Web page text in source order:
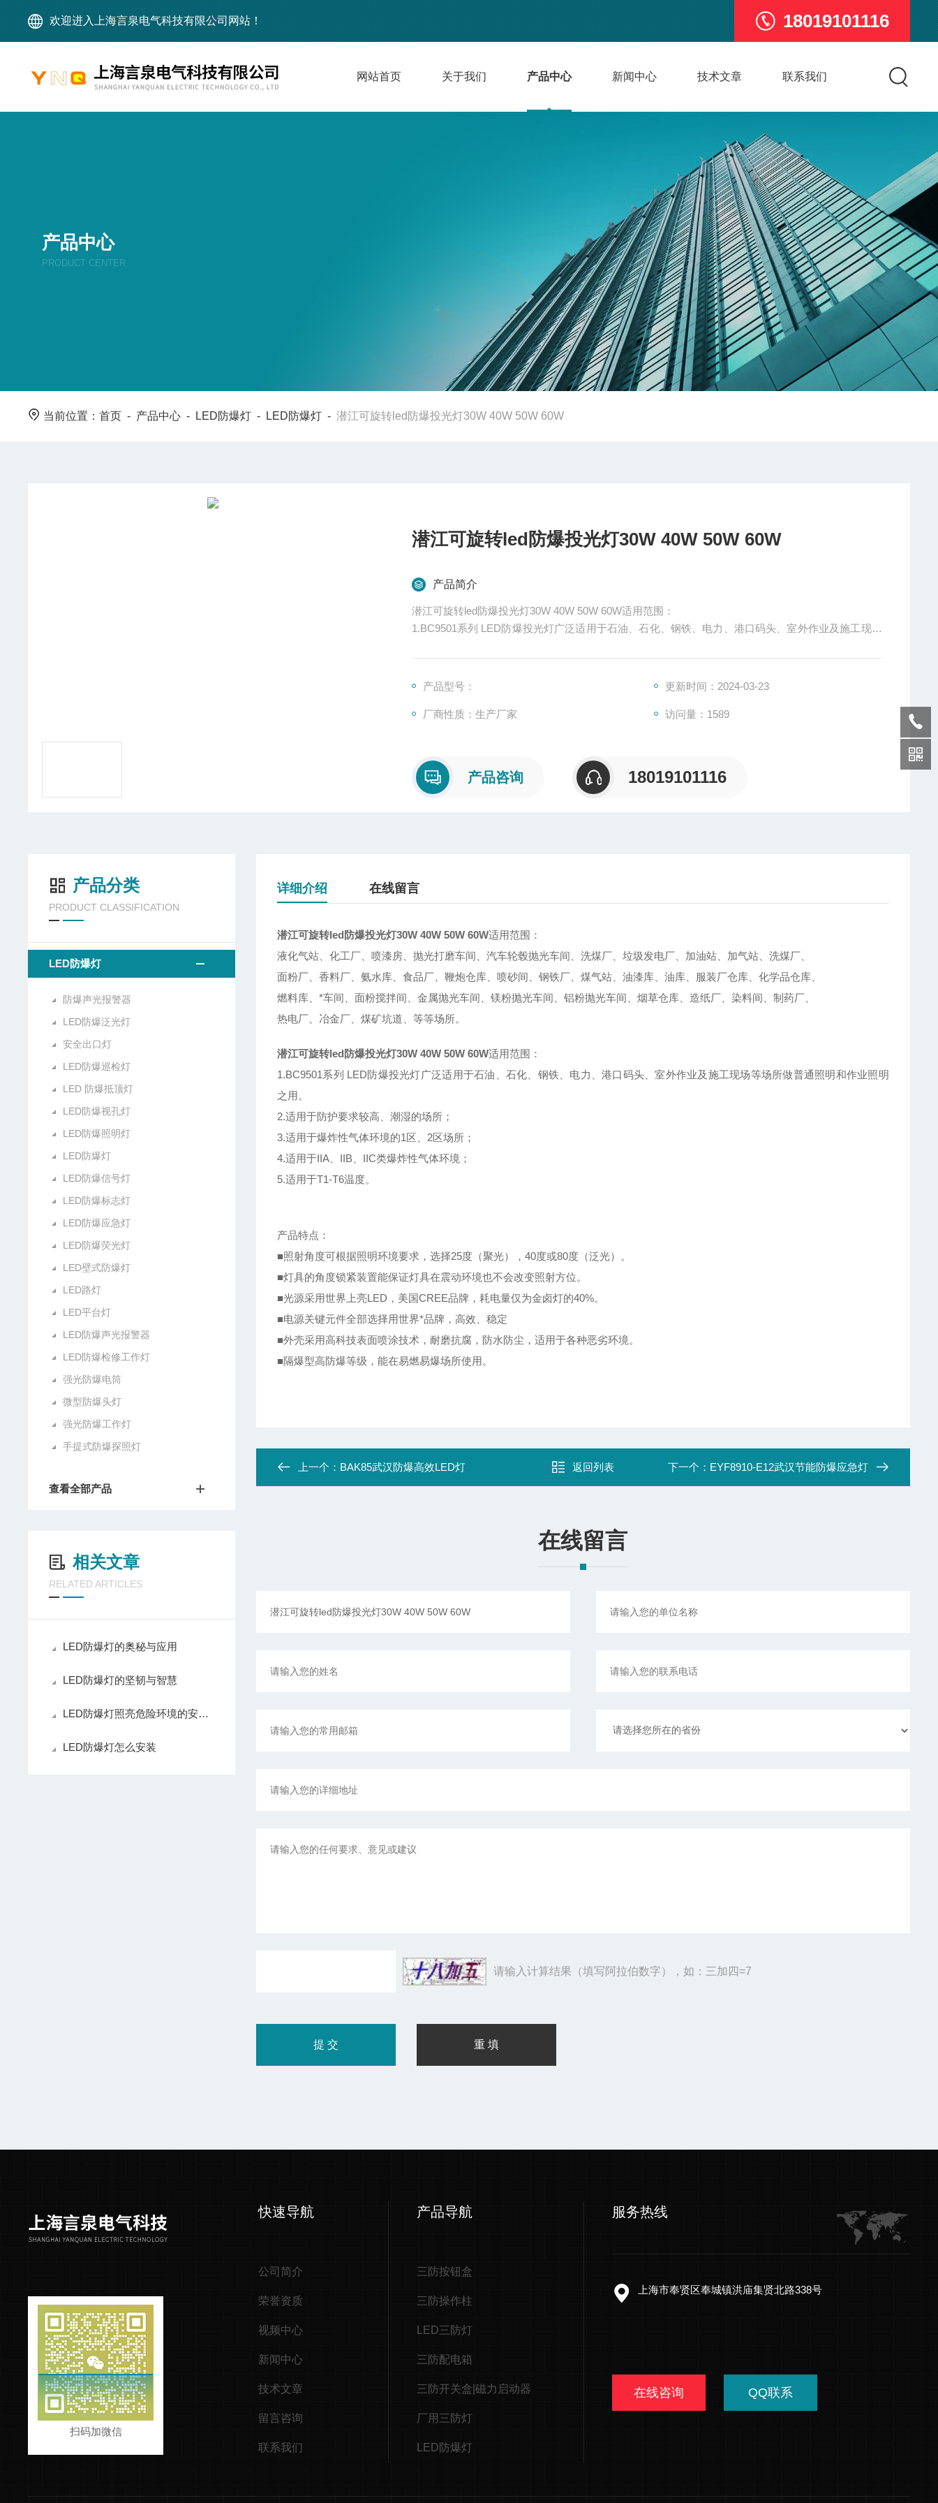
欢迎进入上海言泉电气科技有限公司网站！ 18019101116
网站首页 关于我们 产品中心 新闻中心 技术文章 联系我们
产品中心
PRODUCT CENTER
当前位置：首页 - 产品中心 - LED防爆灯 - LED防爆灯 -潜江可旋转led防爆投光灯30W 40W 50W 60W
潜江可旋转led防爆投光灯30W 40W 50W 60W
产品简介
潜江可旋转led防爆投光灯30W 40W 50W 60W适用范围：
1.BC9501系列 LED防爆投光灯广泛适用于石油、石化、钢铁、电力、港口码头、室外作业及施工现场
产品型号：
更新时间：2024-03-23
厂商性质：生产厂家 访问量：1589
产品咨询 18019101116
产品分类
PRODUCT CLASSIFICATION
LED防爆灯
防爆声光报警器
LED防爆泛光灯
安全出口灯
LED防爆巡检灯
LED 防爆抵顶灯
LED防爆视孔灯
LED防爆照明灯
LED防爆灯
LED防爆信号灯
LED防爆标志灯
LED防爆应急灯
LED防爆荧光灯
LED壁式防爆灯
LED路灯
LED平台灯
LED防爆声光报警器
LED防爆检修工作灯
强光防爆电筒
微型防爆头灯
强光防爆工作灯
手提式防爆探照灯
查看全部产品
相关文章
RELATED ARTICLES
LED防爆灯的奥秘与应用
LED防爆灯的坚韧与智慧
LED防爆灯照亮危险环境的安全之光
LED防爆灯怎么安装
详细介绍 在线留言
潜江可旋转led防爆投光灯30W 40W 50W 60W适用范围：
液化气站、化工厂、喷漆房、抛光打磨车间、汽车轮毂抛光车间、洗煤厂、垃圾发电厂、加油站、加气站、洗煤厂、
面粉厂、香料厂、氨水库、食品厂、鞭炮仓库、喷砂间、钢铁厂、煤气站、油漆库、油库、服装厂仓库、化学品仓库、
燃料库、*车间、面粉搅拌间、金属抛光车间、镁粉抛光车间、铝粉抛光车间、烟草仓库、造纸厂、染料间、制药厂、
热电厂、冶金厂、煤矿坑道、等等场所。
潜江可旋转led防爆投光灯30W 40W 50W 60W适用范围：
1.BC9501系列 LED防爆投光灯广泛适用于石油、石化、钢铁、电力、港口码头、室外作业及施工现场等场所做普通照明和作业照明
之用。
2.适用于防护要求较高、潮湿的场所；
3.适用于爆炸性气体环境的1区、2区场所；
4.适用于IIA、IIB、IIC类爆炸性气体环境；
5.适用于T1-T6温度。
产品特点：
■照射角度可根据照明环境要求，选择25度（聚光），40度或80度（泛光）。
■灯具的角度锁紧装置能保证灯具在震动环境也不会改变照射方位。
■光源采用世界上亮LED，美国CREE品牌，耗电量仅为金卤灯的40%。
■电源关键元件全部选择用世界*品牌，高效、稳定
■外壳采用高科技表面喷涂技术，耐磨抗腐，防水防尘，适用于各种恶劣环境。
■隔爆型高防爆等级，能在易燃易爆场所使用。
上一个： BAK85武汉防爆高效LED灯 返回列表 下一个： EYF8910-E12武汉节能防爆应急灯
在线留言
请输入计算结果（填写阿拉伯数字），如：三加四=7
扫码加微信
快速导航
公司简介
荣誉资质
视频中心
新闻中心
技术文章
留言咨询
联系我们
产品导航
三防按钮盒
三防操作柱
LED三防灯
三防配电箱
三防开关盒|磁力启动器
厂用三防灯
LED防爆灯
服务热线
上海市奉贤区奉城镇洪庙集贤北路338号
在线咨询 QQ联系